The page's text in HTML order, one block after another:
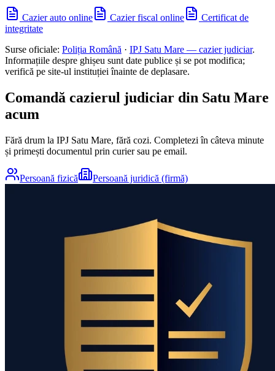
Cazier auto online Cazier fiscal online
Certificat de
integritate
Surse oficiale: Poliția Română · IPJ Satu Mare — cazier judiciar.
Informațiile despre ghișeu sunt date publice și se pot modifica;
verifică pe site-ul instituției înainte de deplasare.
Comandă cazierul judiciar din Satu Mare
acum
Fără drum la IPJ Satu Mare, fără cozi. Completezi în câteva minute
și primești documentul prin curier sau pe email.
Persoană fizică Persoană juridică (firmă)